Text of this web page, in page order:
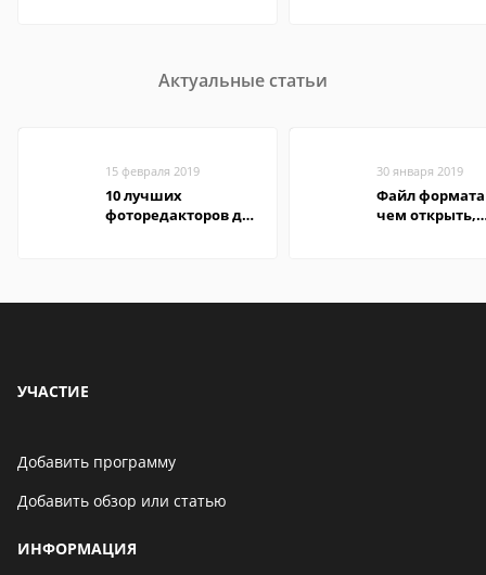
Актуальные статьи
15 февраля 2019
10 лучших
фоторедакторов для
30 января 2019
Файл формата
чем открыть,
УЧАСТИЕ
Добавить программу
Добавить обзор или статью
ИНФОРМАЦИЯ